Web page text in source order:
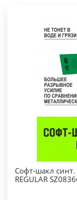
Софт-шакл синт.
REGULAR